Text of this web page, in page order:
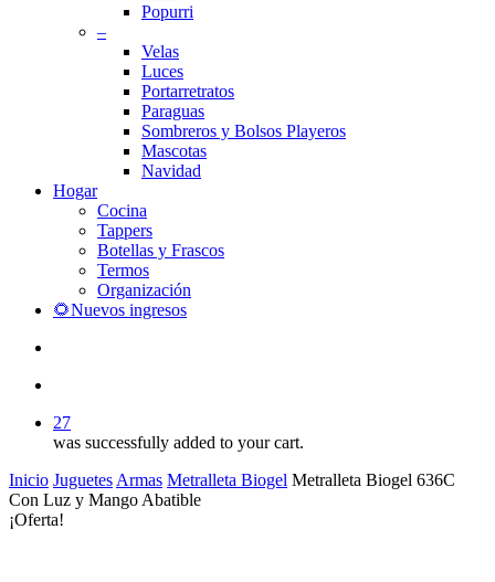
Popurri
–
Velas
Luces
Portarretratos
Paraguas
Sombreros y Bolsos Playeros
Mascotas
Navidad
Hogar
Cocina
Tappers
Botellas y Frascos
Termos
Organización
🌻Nuevos ingresos
27
was successfully added to your cart.
Inicio Juguetes Armas Metralleta Biogel Metralleta Biogel 636C
Con Luz y Mango Abatible
¡Oferta!